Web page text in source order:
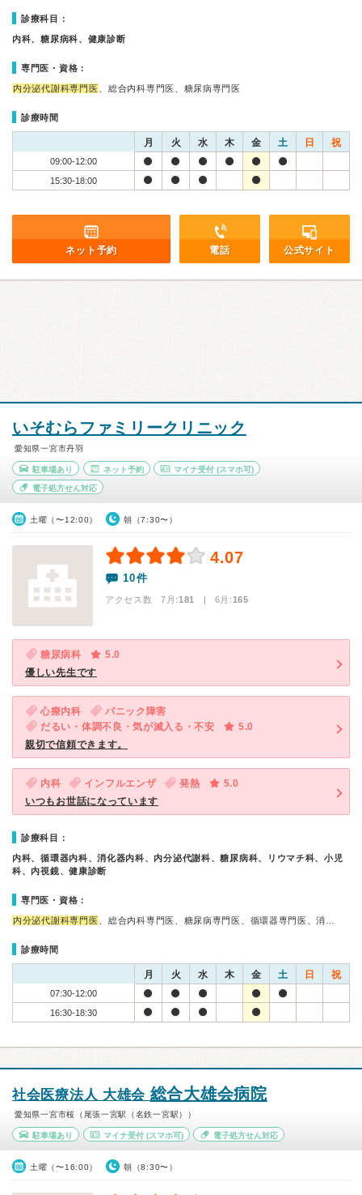
診療科目：
内科、糖尿病科、健康診断
専門医・資格：
内分泌代謝科専門医 、総合内科専門医、糖尿病専門医
診療時間
月 火 水 木 金 土 日 祝
09:00-12:00
15:30-18:00
ネット予約 電話 公式サイト
いそむらファミリークリニック
愛知県一宮市丹羽
駐車場あり ネット予約 マイナ受付 (スマホ可)
電子処方せん対応
土曜（〜12:00） 朝（7:30〜）
4.07
10件
アクセス数 7月:181 | 6月:165
糖尿病科
5.0
優しい先生です
心療内科
パニック障害
だるい・体調不良・気が滅入る・不安
5.0
親切で信頼できます。
内科 インフルエンザ 発熱
5.0
いつもお世話になっています
診療科目：
内科、循環器内科、消化器内科、内分泌代謝科、糖尿病科、リウマチ科、小児
科、内視鏡、健康診断
専門医・資格：
内分泌代謝科専門医 、総合内科専門医、糖尿病専門医、循環器専門医、消…
診療時間
月 火 水 木 金 土 日 祝
07:30-12:00
16:30-18:30
社会医療法人 大雄会 総合大雄会病院
愛知県一宮市桜（尾張一宮駅（名鉄一宮駅））
駐車場あり マイナ受付(スマホ可) 電子処方せん対応
土曜（〜16:00） 朝（8:30〜）